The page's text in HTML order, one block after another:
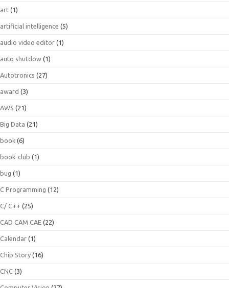
art (1)
artificial intelligence (5)
audio video editor (1)
auto shutdow (1)
Autotronics (27)
award (3)
AWS (21)
Big Data (21)
book (6)
book-club (1)
bug (1)
C Programming (12)
C/ C++ (25)
CAD CAM CAE (22)
Calendar (1)
Chip Story (16)
CNC (3)